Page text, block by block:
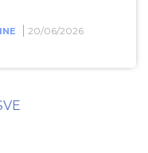
20/06/2026